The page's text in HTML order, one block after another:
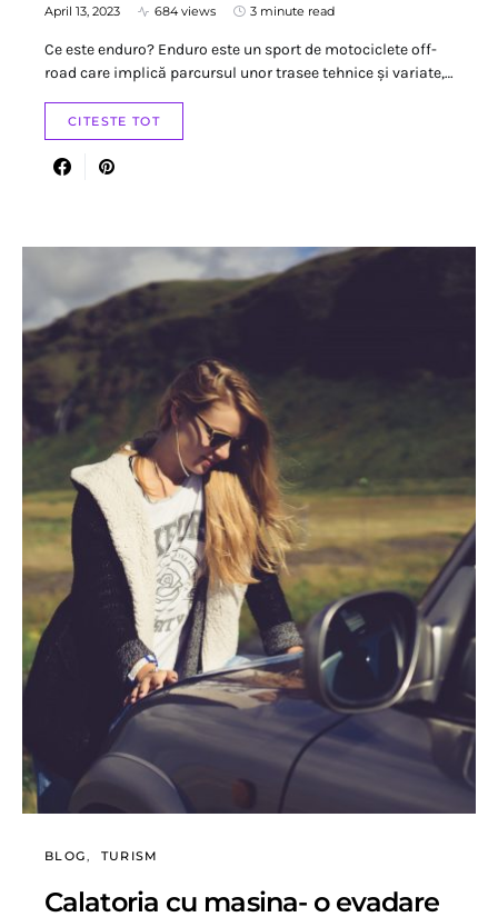
April 13, 2023 684 views 3 minute read
Ce este enduro? Enduro este un sport de motociclete off-
road care implică parcursul unor trasee tehnice și variate,…
CITESTE TOT
BLOG TURISM
Calatoria cu masina- o evadare